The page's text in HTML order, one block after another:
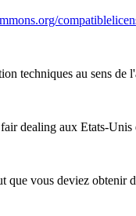
techniques au sens
dealing aux Etats-
que vous deviez obtenir